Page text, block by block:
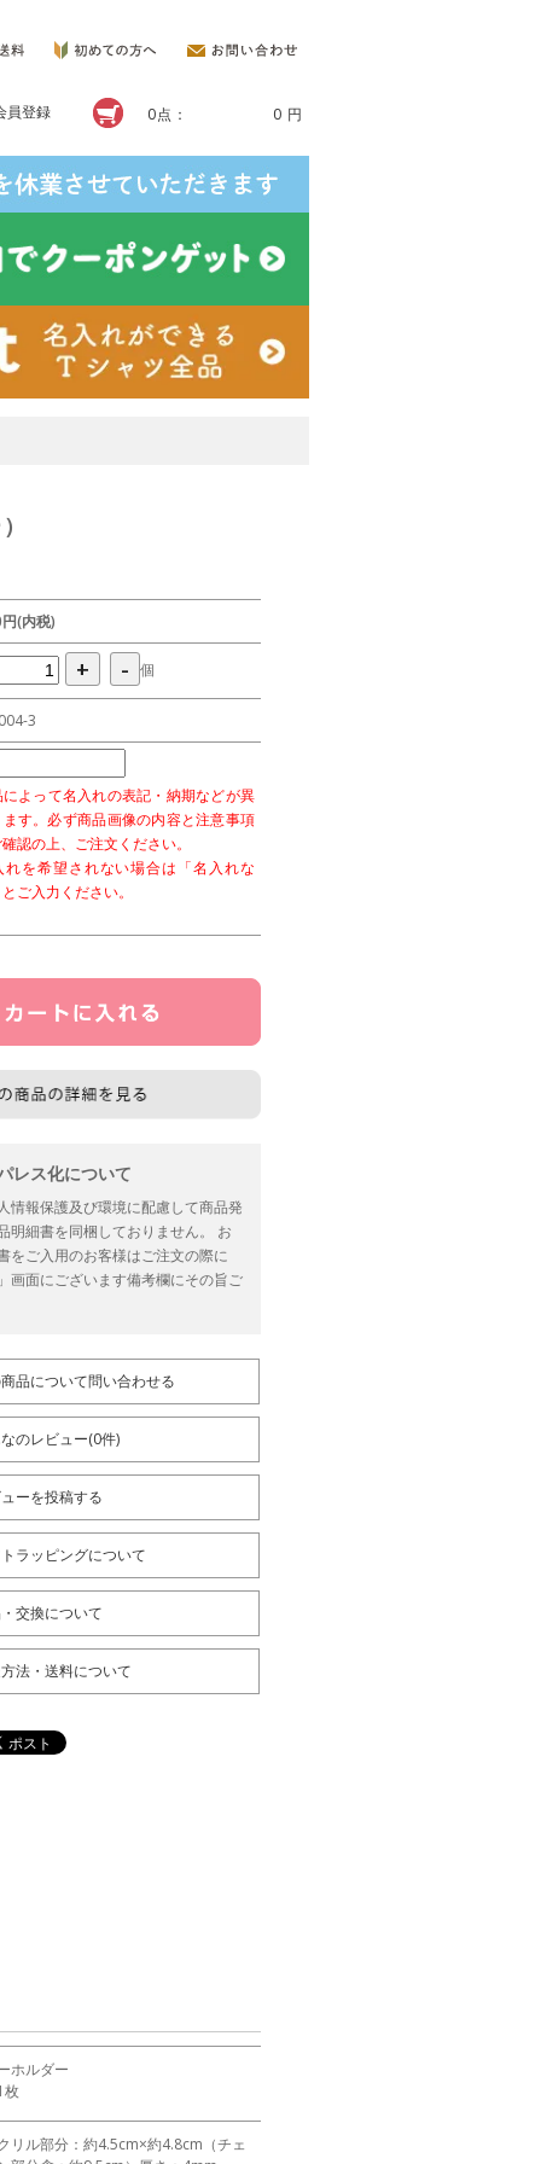
0点： 0 円
員登録
(内税)
+ - 個
3
よって名入れの表記・納期などが異
す。必ず商品画像の内容と注意事項
認の上、ご注文ください。
を希望されない場合は「名入れな
ご入力ください。
レス化について
情報保護及び環境に配慮して商品発
明細書を同梱しておりません。 お
をご入用のお客様はご注文の際に
画面にございます備考欄にその旨ご
品について問い合わせる
のレビュー(0件)
ーを投稿する
ラッピングについて
交換について
法・送料について
ホルダー
枚
リル部分：約4.5cm×約4.8cm（チェ